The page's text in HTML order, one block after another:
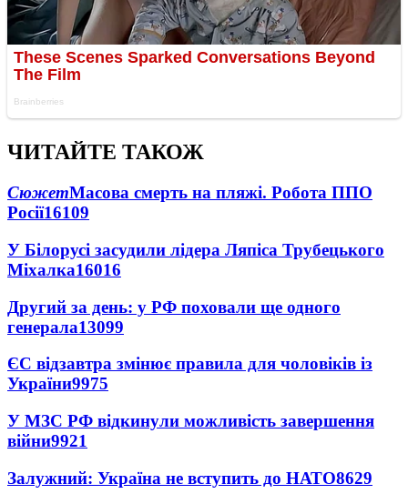
ЧИТАЙТЕ ТАКОЖ
СюжетМасова смерть на пляжі. Робота ППО
Росії16109
У Білорусі засудили лідера Ляпіса Трубецького
Міхалка16016
Другий за день: у РФ поховали ще одного
генерала13099
ЄС відзавтра змінює правила для чоловіків із
України9975
У МЗС РФ відкинули можливість завершення
війни9921
Залужний: Україна не вступить до НАТО8629